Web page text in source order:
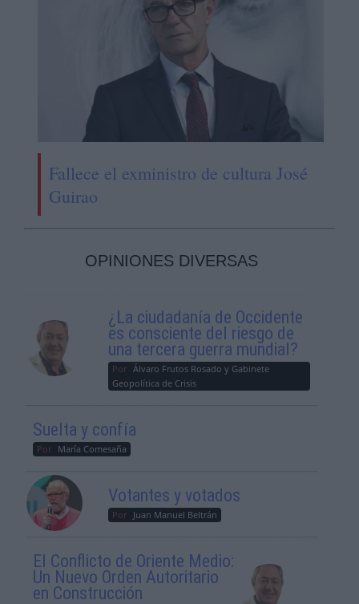
Fallece el exministro de cultura José
Guirao
OPINIONES DIVERSAS
¿La ciudadanía de Occidente
es consciente del riesgo de
una tercera guerra mundial?
Por Álvaro Frutos Rosado y Gabinete
Geopolítica de Crisis
Suelta y confía
Por María Comesaña
Votantes y votados
Por Juan Manuel Beltrán
El Conflicto de Oriente Medio:
Un Nuevo Orden Autoritario
en Construcción